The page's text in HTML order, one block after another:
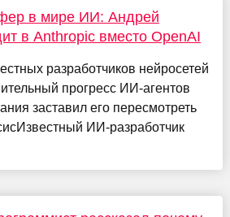
в мире ИИ: Андрей
в Anthropic вместо OpenAI
разработчиков нейросетей
прогресс ИИ-агентов
заставил его пересмотреть
ИИ-разработчик